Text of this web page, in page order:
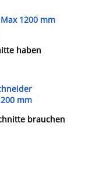
1200 mm
haben
mm
brauchen